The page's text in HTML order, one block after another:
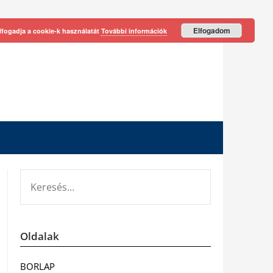
Oldalak
BORLAP
a cookie-k használatát További információk Elfogadom